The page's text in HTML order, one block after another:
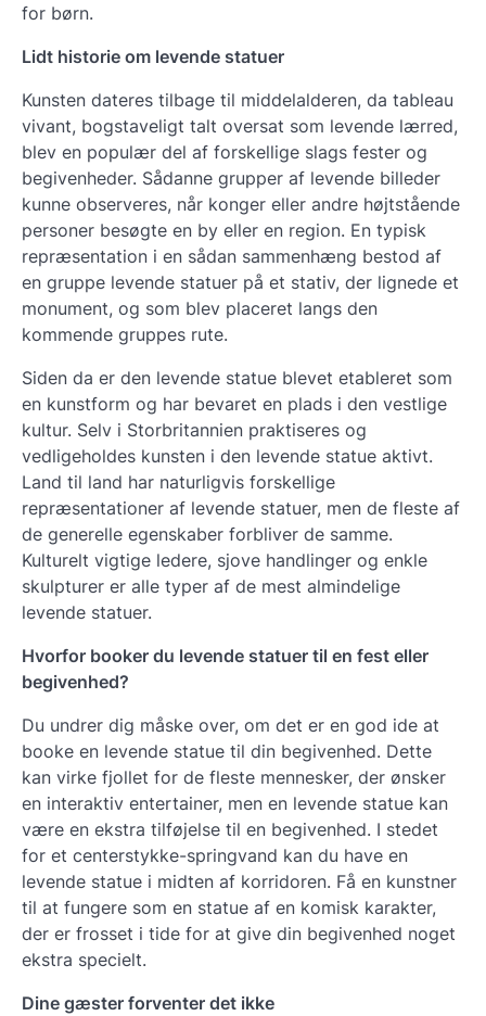
for børn.
Lidt historie om levende statuer
Kunsten dateres tilbage til middelalderen, da tableau
vivant, bogstaveligt talt oversat som levende lærred,
blev en populær del af forskellige slags fester og
begivenheder. Sådanne grupper af levende billeder
kunne observeres, når konger eller andre højtstående
personer besøgte en by eller en region. En typisk
repræsentation i en sådan sammenhæng bestod af
en gruppe levende statuer på et stativ, der lignede et
monument, og som blev placeret langs den
kommende gruppes rute.
Siden da er den levende statue blevet etableret som
en kunstform og har bevaret en plads i den vestlige
kultur. Selv i Storbritannien praktiseres og
vedligeholdes kunsten i den levende statue aktivt.
Land til land har naturligvis forskellige
repræsentationer af levende statuer, men de fleste af
de generelle egenskaber forbliver de samme.
Kulturelt vigtige ledere, sjove handlinger og enkle
skulpturer er alle typer af de mest almindelige
levende statuer.
Hvorfor booker du levende statuer til en fest eller
begivenhed?
Du undrer dig måske over, om det er en god ide at
booke en levende statue til din begivenhed. Dette
kan virke fjollet for de fleste mennesker, der ønsker
en interaktiv entertainer, men en levende statue kan
være en ekstra tilføjelse til en begivenhed. I stedet
for et centerstykke-springvand kan du have en
levende statue i midten af ​​korridoren. Få en kunstner
til at fungere som en statue af en komisk karakter,
der er frosset i tide for at give din begivenhed noget
ekstra specielt.
Dine gæster forventer det ikke